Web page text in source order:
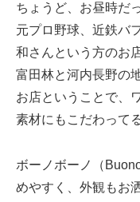
ちょうど、お昼時だ
元プロ野球、近鉄バ
和さんという方のお
富田林と河内長野の
お店ということで、
素材にもこだわって
ボーノボーノ（
めやすく、外観もお